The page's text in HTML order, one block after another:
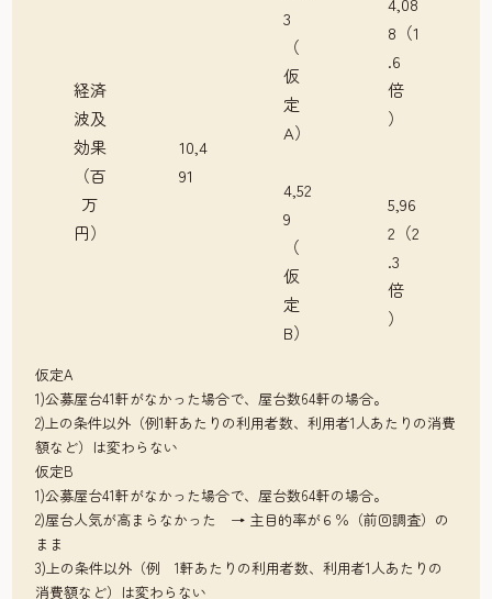
経済
波及
効果
（百
万
円）
10,4
91
3
（
仮
定
A）
8（1
.6
倍
）
4,52
9
（
仮
定
B）
5,96
2（2
.3
倍
）
仮定A
1)公募屋台41軒がなかった場合で、屋台数64軒の場合。
2)上の条件以外（例1軒あたりの利用者数、利用者1人あたりの消費
額など）は変わらない
仮定B
1)公募屋台41軒がなかった場合で、屋台数64軒の場合。
2)屋台人気が高まらなかった → 主目的率が６％（前回調査）の
まま
3)上の条件以外（例 1軒あたりの利用者数、利用者1人あたりの
消費額など）は変わらない